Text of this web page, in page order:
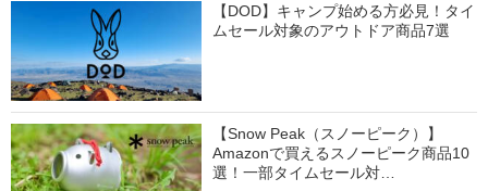
【DOD】キャンプ始める方必見！タイ
ムセール対象のアウトドア商品7選
【Snow Peak（スノーピーク）】
Amazonで買えるスノーピーク商品10
選！一部タイムセール対…